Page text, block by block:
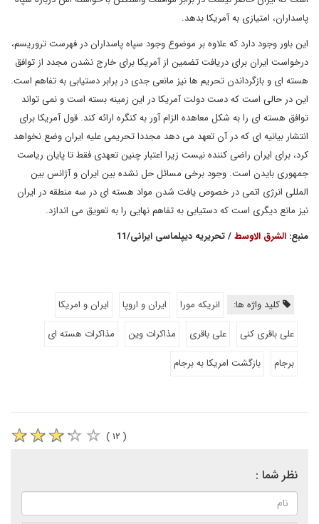
پاسداران، امتیازی به آمریکا بدهد.
این باور وجود دارد که علاوه بر موضوع وجود سپاه پاسداران در فهرست تروریسم،
درخواست ایران برای دریافت تضمین از آمریکا برای خارج نشدن مجدد از توافق
هسته ای و بازگرداندن تحریم ها نیز مانعی جدی در برابر دستیابی به تفاهم است.
این در حالی است که دست دولت آمریکا در این زمینه بسته است و نمی تواند
توافق هسته ای را به شکل معاهده الزام آور به کنگره ارائه کند. قول آمریکا برای
انتشار بیانیه ای که در آن تعهد می دهد مجددا تحریمی علیه ایران وضع نخواهد
کرد، برای ایران راضی کننده نیست زیرا اعتبار چنین تعهدی فقط تا پایان ریاست
جمهوری بایدن است. وجود برخی مسائل حل نشده بین ایران و آژانس بین
المللی انرژی اتمی در خصوص یافت شدن مواد هسته ای در سه منطقه در ایران
نیز مانع دیگری است که دستیابی به تفاهم نهایی را به تعویق می اندازد.
منبع: الشرق الاوسط/ تحریریه دیپلماسی ایرانی/11
کلید واژه ها: انریکه مورا ایران و اروپا
ایران و امریکا
علی باقری کنی
علی باقری مذاکرات وین
مذاکرات هسته ای
برجام
بازگشت امریکا به برجام
( ۱۲ )
نظر شما :